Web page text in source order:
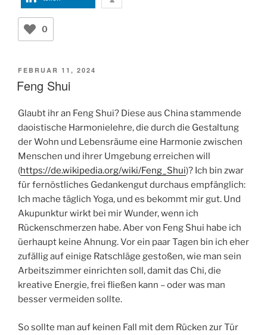
0
VERÖFFENTLICHT
AM
FEBRUAR 11, 2024
Feng Shui
Glaubt ihr an Feng Shui? Diese aus China stammende
daoistische Harmonielehre, die durch die Gestaltung
der Wohn und Lebensräume eine Harmonie zwischen
Menschen und ihrer Umgebung erreichen will
(https://de.wikipedia.org/wiki/Feng_Shui)? Ich bin zwar
für fernöstliches Gedankengut durchaus empfänglich:
Ich mache täglich Yoga, und es bekommt mir gut. Und
Akupunktur wirkt bei mir Wunder, wenn ich
Rückenschmerzen habe. Aber von Feng Shui habe ich
üerhaupt keine Ahnung. Vor ein paar Tagen bin ich eher
zufällig auf einige Ratschläge gestoßen, wie man sein
Arbeitszimmer einrichten soll, damit das Chi, die
kreative Energie, frei fließen kann – oder was man
besser vermeiden sollte.
So sollte man auf keinen Fall mit dem Rücken zur Tür